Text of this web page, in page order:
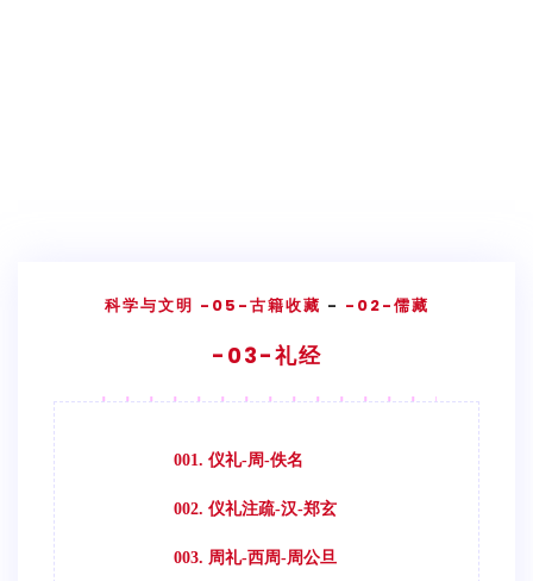
科学与文明 -05-古籍收藏 - -02-儒藏
-03-礼经
001. 仪礼-周-佚名
002. 仪礼注疏-汉-郑玄
003. 周礼-西周-周公旦